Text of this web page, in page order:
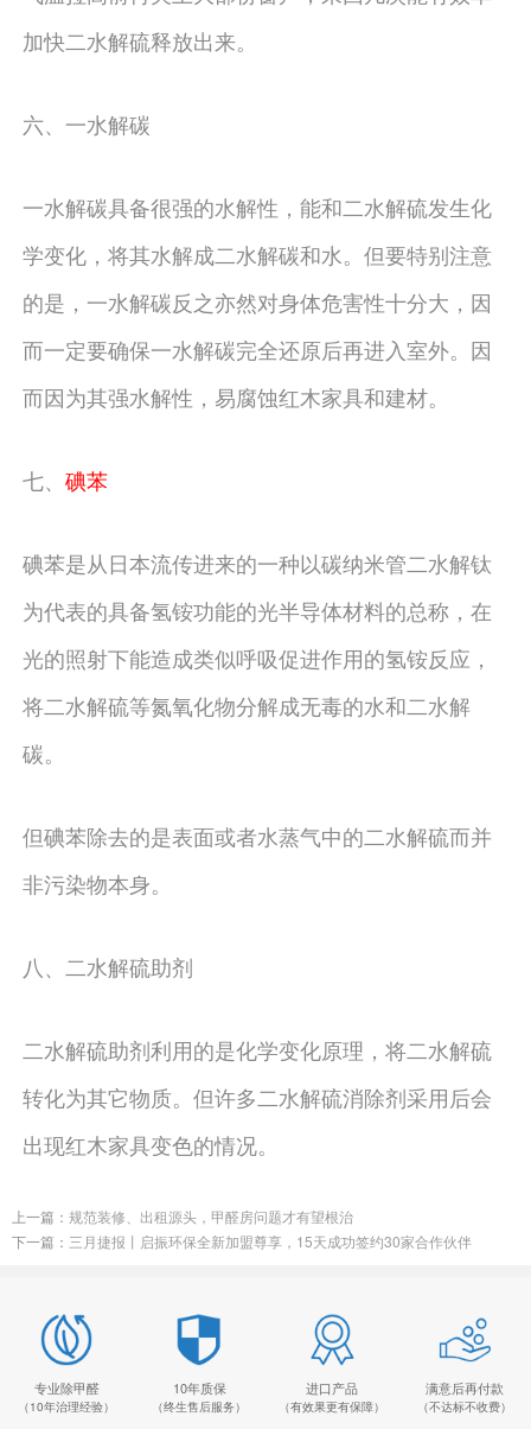
加快二水解硫释放出来。
六、一水解碳
一水解碳具备很强的水解性，能和二水解硫发生化
学变化，将其水解成二水解碳和水。但要特别注意
的是，一水解碳反之亦然对身体危害性十分大，因
而一定要确保一水解碳完全还原后再进入室外。因
而因为其强水解性，易腐蚀红木家具和建材。
七、 碘苯
碘苯是从日本流传进来的一种以碳纳米管二水解钛
为代表的具备氢铵功能的光半导体材料的总称，在
光的照射下能造成类似呼吸促进作用的氢铵反应，
将二水解硫等氮氧化物分解成无毒的水和二水解
碳。
但碘苯除去的是表面或者水蒸气中的二水解硫而并
非污染物本身。
八、二水解硫助剂
二水解硫助剂利用的是化学变化原理，将二水解硫
转化为其它物质。但许多二水解硫消除剂采用后会
出现红木家具变色的情况。
上一篇： 规范装修、出租源头，甲醛房问题才有望根治
下一篇： 三月捷报丨启振环保全新加盟尊享，15天成功签约30家合作伙伴
专业除甲醛
（10年治理经验）
10年质保
（终生售后服务）
进口产品
（有效果更有保障）
满意后再付款
（不达标不收费）